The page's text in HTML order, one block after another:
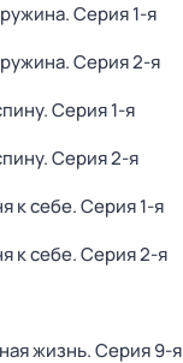
. Серия 1-я
. Серия 2-я
. Серия 1-я
. Серия 2-я
к себе. Серия 1-я
к себе. Серия 2-я
жизнь. Серия 9-я